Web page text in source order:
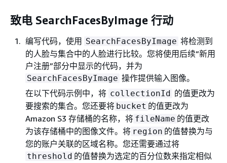
致电 SearchFacesByImage 行动
编写代码，使用 SearchFacesByImage 将检测到
的人脸与集合中的人脸进行比较。您将使用后续“新用
户注册”部分中显示的代码，并为
SearchFacesByImage 操作提供输入图像。
在以下代码示例中，将 collectionId 的值更改为
要搜索的集合。您还要将 bucket 的值更改为
Amazon S3 存储桶的名称，将 fileName 的值更改
为该存储桶中的图像文件。将 region 的值替换为与
您的账户关联的区域名称。您还需要通过将
threshold 的值替换为选定的百分位数来指定相似